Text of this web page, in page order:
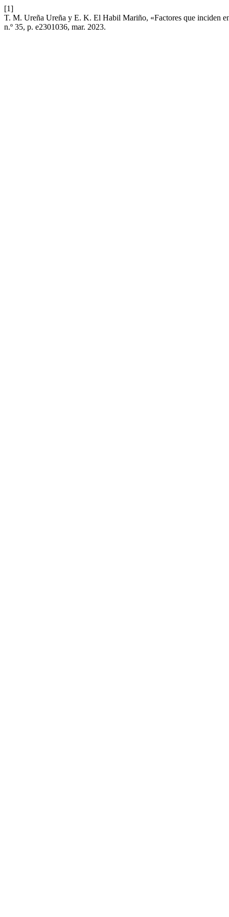
[1]
T. M. Ureña Ureña y E. K. El Habil Mariño, «Factores que inciden
n.º 35, p. e2301036, mar. 2023.